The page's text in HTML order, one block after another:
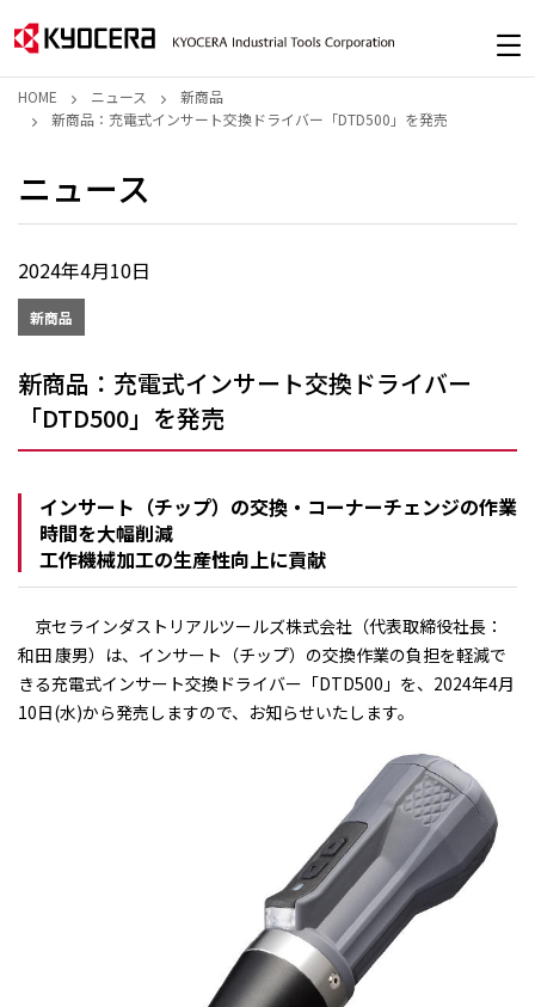
HOME ニュース
新商品
新商品：充電式インサート交換ドライバー「DTD500」を発売
ニュース
2024年4月10日
新商品
新商品：充電式インサート交換ドライバー
「DTD500」を発売
インサート（チップ）の交換・コーナーチェンジの作業
時間を大幅削減
工作機械加工の生産性向上に貢献
京セラインダストリアルツールズ株式会社（代表取締役社長：
和田 康男）は、インサート（チップ）の交換作業の負担を軽減で
きる充電式インサート交換ドライバー「DTD500」を、2024年4月
10日(水)から発売しますので、お知らせいたします。